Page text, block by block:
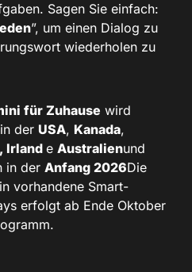
Sagen Sie einfach:
”, um einen Dialog zu
wiederholen zu
für Zuhause wird
der USA, Kanada,
Irland e Australienund
in der Anfang 2026Die
vorhandene Smart-
erfolgt ab Ende Oktober